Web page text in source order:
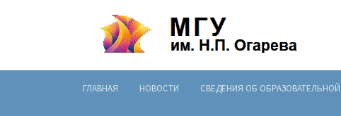
ГЛАВНАЯ НОВОСТИ СВЕДЕНИЯ ОБ